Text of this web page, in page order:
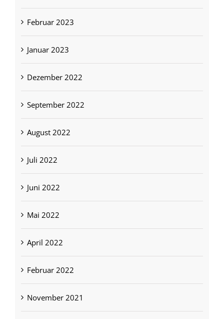
Februar 2023
Januar 2023
Dezember 2022
September 2022
August 2022
Juli 2022
Juni 2022
Mai 2022
April 2022
Februar 2022
November 2021